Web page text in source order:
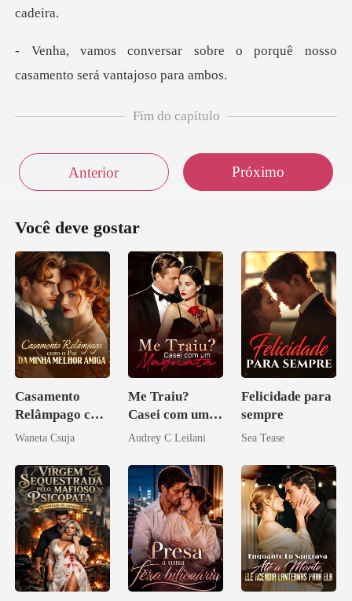
bre o porquê nosso
casament
Fim do capítulo
Anterior Próximo
Você deve gostar
Casamento
Relâmpago com
o Pai da Minha
Waneta Csuja
Me Traiu?
Casei com um
Magnata
Audrey C Leilani
Felicidade para
sempre
Sea Tease